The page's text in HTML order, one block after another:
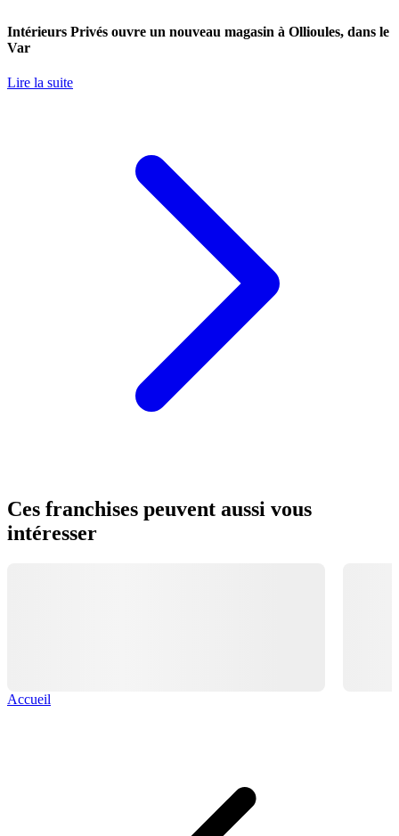
Intérieurs Privés ouvre un nouveau magasin à Ollioules, dans le
Var
Lire la suite
Ces franchises peuvent aussi vous
intéresser
Accueil